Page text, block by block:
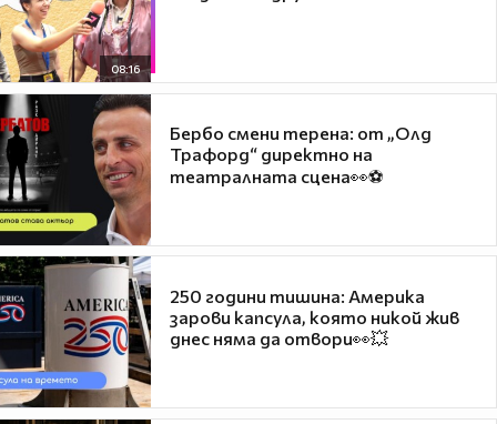
08:16
Бербо смени терена: от „Олд
Трафорд“ директно на
театралната сцена👀⚽
250 години тишина: Америка
зарови капсула, която никой жив
днес няма да отвори👀💥